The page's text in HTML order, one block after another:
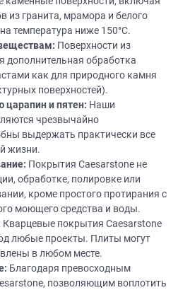
из гранита, мрамора и белого
температура ниже 150°C.
Поверхности из
дополнительная обработка
как для природного камня
поверхностей).
царапин и пятен: Наши
чрезвычайно
выдержать практически все
жизни.
Покрытия Caesarstone не
обработке, полировке или
кроме простого протирания с
моющего средства и воды.
Кварцевые покрытия Caesarstone
любые проекты. Плиты могут
в любом месте.
: Благодаря превосходным
позволяющим воплотить